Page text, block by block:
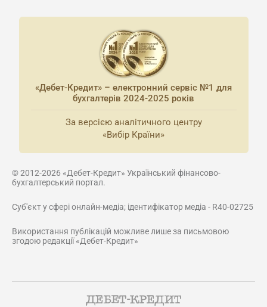
«Дебет-Кредит» – електронний сервіс №1 для
бухгалтерів 2024-2025 років
За версією аналітичного центру
«Вибір Країни»
© 2012-2026 «Дебет-Кредит» Український фінансово-
бухгалтерський портал.
Суб'єкт у сфері онлайн-медіа; ідентифікатор медіа - R40-02725
Використання публікацій можливе лише за письмовою
згодою редакції «Дебет-Кредит»